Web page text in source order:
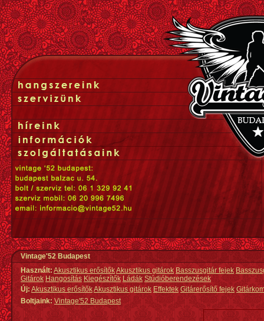
Vintage'52 Budapest
Használt: Akusztikus erősítőkAkusztikus gitárok Basszusgitár fejek
Gitárok Hangosítás Kiegészítők Ládák Stúdióberendezések
Új:Akusztikus erősítőkAkusztikus gitárok Effektek Gitárerősítő fejek
Boltjaink: Vintage'52 Budapest